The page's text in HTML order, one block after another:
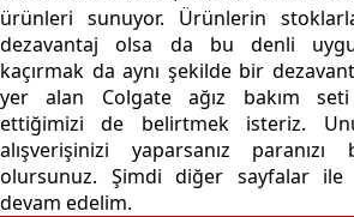
ürünleri sunuyor. Ürünlerin
dezavantaj olsa da bu denli
kaçırmak da aynı şekilde bir
yer alan Colgate ağız bakım
ettiğimizi de belirtmek isteriz.
alışverişinizi yaparsanız paranızı
olursunuz. Şimdi diğer sayfalar ile
devam edelim.